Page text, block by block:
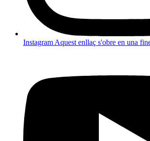
Instagram Aquest enllaç s'obre en una